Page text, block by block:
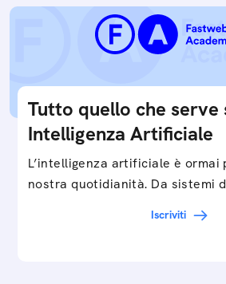
Tutto quello che serve
Intelligenza Artificiale
L’intelligenza artificiale è ormai
nostra quotidianità. Da sistemi
Iscriviti